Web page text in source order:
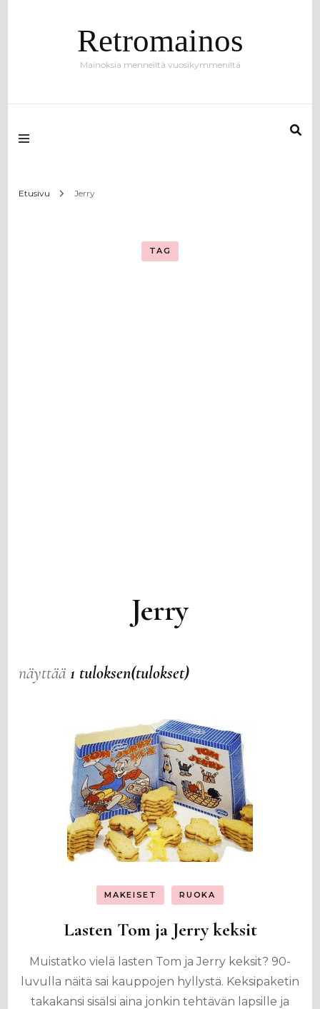
Retromainos
Mainoksia menneiltä vuosikymmeniltä
Etusivu Jerry
TAG
Jerry
näyttää1 tuloksen(tulokset)
MAKEISET RUOKA
Lasten Tom ja Jerry keksit
Muistatko vielä lasten Tom ja Jerry keksit? 90-
luvulla näitä sai kauppojen hyllystä. Keksipaketin
takakansi sisälsi aina jonkin tehtävän lapsille ja